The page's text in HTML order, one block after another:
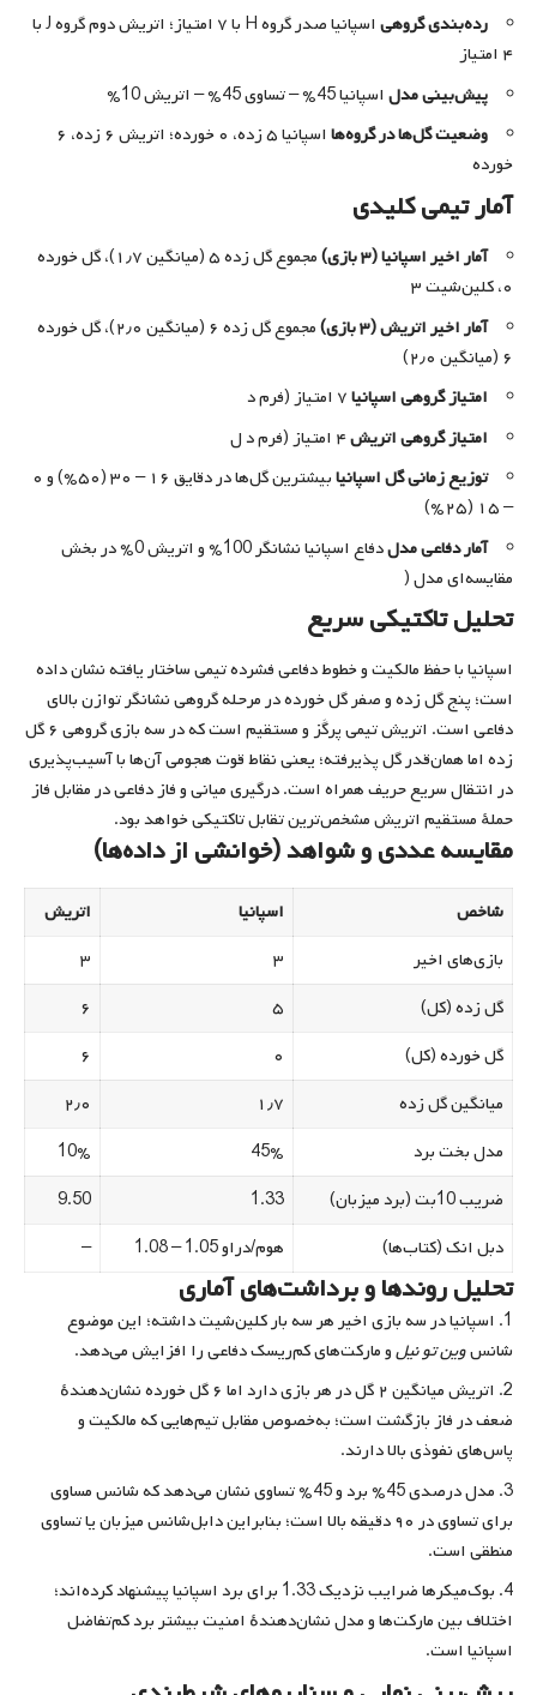
رده‌بندی گروهی
اسپانیا صدر گروه H با ۷ امتیاز؛ اتریش دوم گروه J با
۴ امتیاز
پیش‌بینی مدل اسپانیا 45% – تساوی 45% – اتریش 10%
وضعیت گل‌ها در گروه‌ها
اسپانیا ۵ زده، ۰ خورده؛ اتریش ۶ زده، ۶
خورده
آمار تیمی کلیدی
آمار اخیر اسپانیا (۳ بازی)
مجموع گل زده ۵ (میانگین ۱٫۷)، گل خورده
۰، کلین‌شیت ۳
آمار اخیر اتریش (۳ بازی)
مجموع گل زده ۶ (میانگین ۲٫۰)، گل خورده
۶ (میانگین ۲٫۰)
امتیاز گروهی اسپانیا
امتیاز گروهی اتریش
توزیع زمانی گل اسپانیا
بیشترین گل‌ها در دقایق ۱۶ – ۳۰ (۵۰%) و ۰
– ۱۵ (۲۵%)
آمار دفاعی مدل
دفاع اسپانیا نشانگر 100% و اتریش 0% در بخش
مقایسه‌ای مدل (
تحلیل تاکتیکی سریع
اسپانیا با حفظ مالکیت و خطوط دفاعی فشرده تیمی ساختار یافته نشان داده
است؛ پنج گل زده و صفر گل خورده در مرحله گروهی نشانگر توازن بالای
دفاعی است. اتریش تیمی پرگَز و مستقیم است که در سه بازی گروهی ۶ گل
زده اما همان‌قدر گل پذیرفته؛ یعنی نقاط قوت هجومی آن‌ها با آسیب‌پذیری
در انتقال سریع حریف همراه است. درگیری میانی و فاز دفاعی در مقابل فاز
حملهٔ مستقیم اتریش مشخص‌ترین تقابل تاکتیکی خواهد بود.
مقایسه عددی و شواهد (خوانشی از داده‌ها)
شاخص اسپانیا
اتریش
بازی‌های اخیر
۳
۳
گل زده (کل)
۵
۶
گل خورده (کل)
۰
۶
میانگین گل زده
۱٫۷
۲٫۰
مدل بخت برد
45%
10%
ضریب 10بت (برد میزبان)
1.33
9.50
دبل انک (کتاب‌ها)
هوم/دراو 1.05 – 1.08 –
تحلیل روندها و برداشت‌های آماری
اسپانیا در سه بازی اخیر هر سه بار کلین‌شیت داشته؛ این موضوع
شانسوین تو نیلو مارکت‌های کم‌ریسک دفاعی را افزایش می‌دهد.
اتریش میانگین ۲ گل در هر بازی دارد اما ۶ گل خورده نشان‌دهندهٔ
ضعف در فاز بازگشت است؛ به‌خصوص مقابل تیم‌هایی که مالکیت و
پاس‌های نفوذی بالا دارند.
مدل درصدی 45% برد و 45% تساوی نشان می‌دهد که شانس مساوی
برای تساوی در ۹۰ دقیقه بالا است؛ بنابراین دابل‌شانس میزبان یا تساوی
منطقی است.
بوک‌میکرها ضرایب نزدیک 1.33 برای برد اسپانیا پیشنهاد کرده‌اند؛
اختلاف بین مارکت‌ها و مدل نشان‌دهندهٔ امنیت بیشتر برد کم‌تفاضل
اسپانیا است.